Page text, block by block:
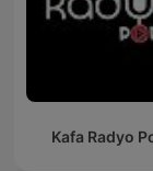
Kafa Radyo